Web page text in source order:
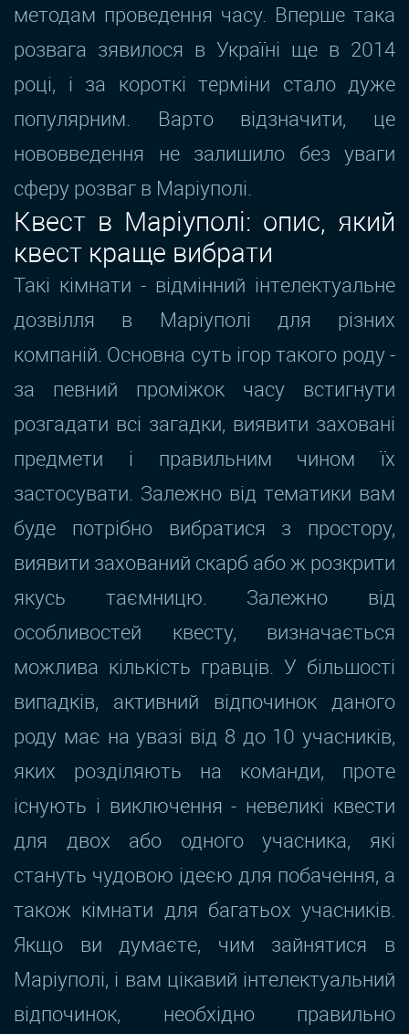
методам проведення часу. Вперше така
розвага зявилося в Україні ще в 2014
році, і за короткі терміни стало дуже
популярним. Варто відзначити, це
нововведення не залишило без уваги
сферу розваг в Маріуполі.
Квест в Маріуполі: опис, який
квест краще вибрати
Такі кімнати - відмінний інтелектуальне
дозвілля в Маріуполі для різних
компаній. Основна суть ігор такого роду -
за певний проміжок часу встигнути
розгадати всі загадки, виявити заховані
предмети і правильним чином їх
застосувати. Залежно від тематики вам
буде потрібно вибратися з простору,
виявити захований скарб або ж розкрити
якусь таємницю. Залежно від
особливостей квесту, визначається
можлива кількість гравців. У більшості
випадків, активний відпочинок даного
роду має на увазі від 8 до 10 учасників,
яких розділяють на команди, проте
існують і виключення - невеликі квести
для двох або одного учасника, які
стануть чудовою ідеєю для побачення, а
також кімнати для багатьох учасників.
Якщо ви думаєте, чим зайнятися в
Маріуполі, і вам цікавий інтелектуальний
відпочинок, необхідно правильно